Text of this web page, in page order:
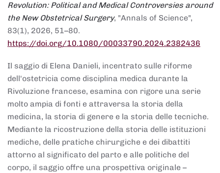
Revolution: Political and Medical Controversies around
the New Obstetrical Surgery, "Annals of Science",
83(1), 2026, 51–80.
https://doi.org/10.1080/00033790.2024.2382436
Il saggio di Elena Danieli, incentrato sulle riforme
dell'ostetricia come disciplina medica durante la
Rivoluzione francese, esamina con rigore una serie
molto ampia di fonti e attraversa la storia della
medicina, la storia di genere e la storia delle tecniche.
Mediante la ricostruzione della storia delle istituzioni
mediche, delle pratiche chirurgiche e dei dibattiti
attorno al significato del parto e alle politiche del
corpo, il saggio offre una prospettiva originale –